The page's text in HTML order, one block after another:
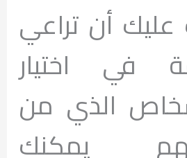
أن تراعي
في اختيار
الذي من
يمكنك